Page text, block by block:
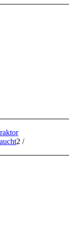
2 /